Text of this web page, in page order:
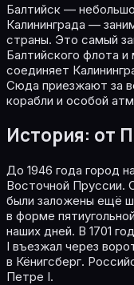
Балтийск —
Калининграда —
страны. Это самый
Балтийского флота
соединяет
Сюда приезжают за
корабли и особой
История: от
До 1946 года город
Восточной Пруссии.
были заложены ещё
в форме
наших дней. В 1701
I въезжал через
в Кёнигсберг.
Петре I.